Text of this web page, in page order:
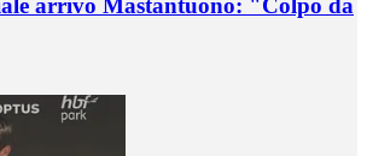
arrivo Mastantuono: "Colpo da